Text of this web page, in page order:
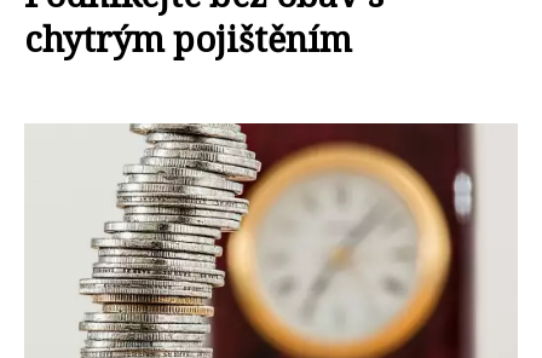
chytrým pojištěním